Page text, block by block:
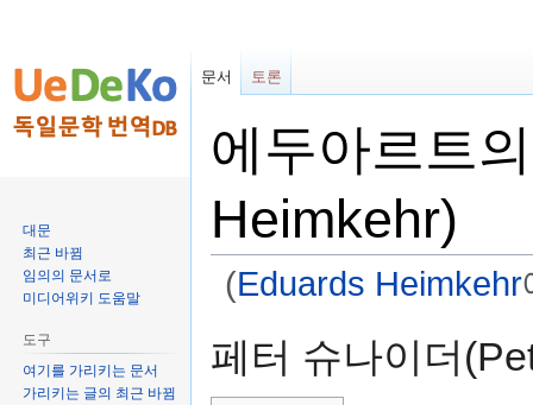
에두아르트
Heimkehr)
(Eduards Heimkehr
러
색
페터 슈나이더
문서 토론
대문
최근 바뀜
임의의 문서로
미디어위키 도움말
도구
여기를 가리키는 문서
가리키는 글의 최근 바뀜